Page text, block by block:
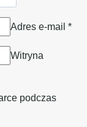
Adres e-mail *
Witryna
podczas